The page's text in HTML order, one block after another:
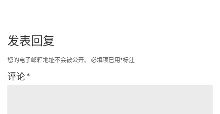
发表回复
您的电子邮箱地址不会被公开。 必填项已用*标注
评论*